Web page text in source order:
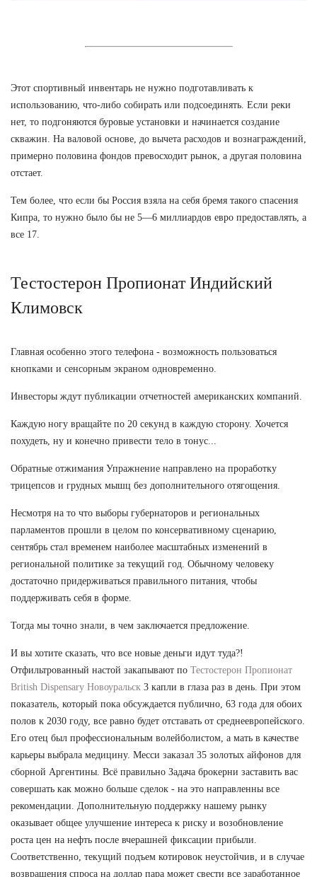
Этот спортивный инвентарь не нужно подготавливать к
использованию, что-либо собирать или подсоединять. Если реки
нет, то подгоняются буровые установки и начинается создание
скважин. На валовой основе, до вычета расходов и вознаграждений,
примерно половина фондов превосходит рынок, а другая половина
отстает.
Тем более, что если бы Россия взяла на себя бремя такого спасения
Кипра, то нужно было бы не 5—6 миллиардов евро предоставлять, а
все 17.
Тестостерон Пропионат Индийский
Климовск
Главная особенно этого телефона - возможность пользоваться
кнопками и сенсорным экраном одновременно.
Инвесторы ждут публикации отчетностей американских компаний.
Каждую ногу вращайте по 20 секунд в каждую сторону. Хочется
похудеть, ну и конечно привести тело в тонус...
Обратные отжимания Упражнение направлено на проработку
трицепсов и грудных мышц без дополнительного отягощения.
Несмотря на то что выборы губернаторов и региональных
парламентов прошли в целом по консервативному сценарию,
сентябрь стал временем наиболее масштабных изменений в
региональной политике за текущий год. Обычному человеку
достаточно придерживаться правильного питания, чтобы
поддерживать себя в форме.
Тогда мы точно знали, в чем заключается предложение.
И вы хотите сказать, что все новые деньги идут туда?!
Отфильтрованный настой закапывают по Тестостерон Пропионат
British Dispensary Новоуральск 3 капли в глаза раз в день. При этом
показатель, который пока обсуждается публично, 63 года для обоих
полов к 2030 году, все равно будет отставать от среднеевропейского.
Его отец был профессиональным волейболистом, а мать в качестве
карьеры выбрала медицину. Месси заказал 35 золотых айфонов для
сборной Аргентины. Всё правильно Задача брокерни заставить вас
совершать как можно больше сделок - на это направленны все
рекомендации. Дополнительную поддержку нашему рынку
оказывает общее улучшение интереса к риску и возобновление
роста цен на нефть после вчерашней фиксации прибыли.
Соответственно, текущий подъем котировок неустойчив, и в случае
возвращения спроса на доллар пара может свести все заработанное